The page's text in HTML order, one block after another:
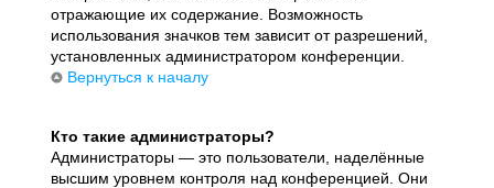
отражающие их содержание. Возможность
использования значков тем зависит от разрешений,
установленных администратором конференции.
Вернуться к началу
Кто такие администраторы?
Администраторы — это пользователи, наделённые
высшим уровнем контроля над конференцией. Они